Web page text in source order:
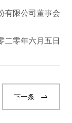
有限公司董事会
二零年六月五日
下一条